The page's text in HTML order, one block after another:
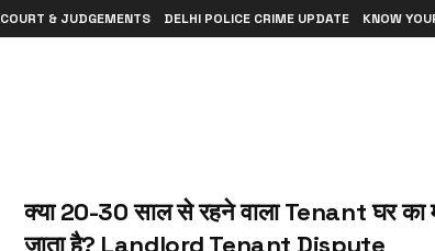
COURT & JUDGEMENTS DELHI POLICE CRIME UPDATE KNOW
क्या 20-30 साल से रहने वाला Tenant घर का
जाता है? Landlord Tenant Dispute